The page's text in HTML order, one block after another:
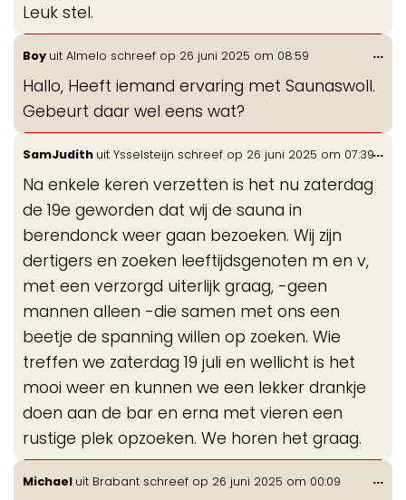
Leuk stel.
Boy uit Almelo schreef op 26 juni 2025 om 08:59
Hallo, Heeft iemand ervaring met Saunaswoll.
Gebeurt daar wel eens wat?
...
SamJudith uit Ysselsteijn schreef op 26 juni 2025 om 07:39
Na enkele keren verzetten is het nu zaterdag
de 19e geworden dat wij de sauna in
berendonck weer gaan bezoeken. Wij zijn
dertigers en zoeken leeftijdsgenoten m en v,
met een verzorgd uiterlijk graag, -geen
mannen alleen -die samen met ons een
beetje de spanning willen op zoeken. Wie
treffen we zaterdag 19 juli en wellicht is het
mooi weer en kunnen we een lekker drankje
doen aan de bar en erna met vieren een
rustige plek opzoeken. We horen het graag.
...
Michael uit Brabant schreef op 26 juni 2025 om 00:09 ...